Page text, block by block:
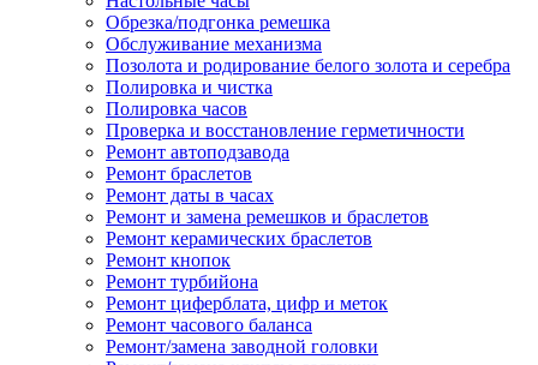
Обрезка/подгонка ремешка
Обслуживание механизма
Позолота и родирование белого золота и серебра
Полировка и чистка
Полировка часов
Проверка и восстановление герметичности
Ремонт автоподзавода
Ремонт браслетов
Ремонт даты в часах
Ремонт и замена ремешков и браслетов
Ремонт керамических браслетов
Ремонт кнопок
Ремонт турбийона
Ремонт циферблата, цифр и меток
Ремонт часового баланса
Ремонт/замена заводной головки